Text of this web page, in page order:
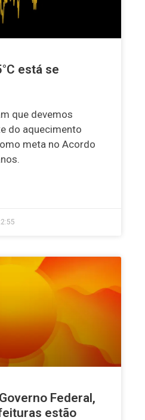
está se
que devemos
do aquecimento
meta no Acordo
Federal,
estão